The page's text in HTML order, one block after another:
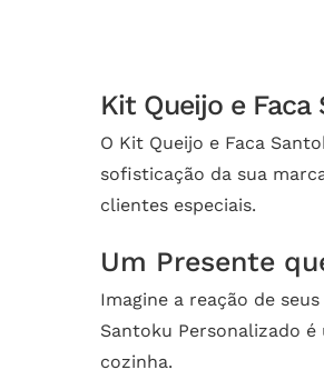
Kit Queijo e
O Kit Queijo e Faca
sofisticação da sua
clientes especiais.
Um Presente
Imagine a reação de
Santoku Personalizado
cozinha.